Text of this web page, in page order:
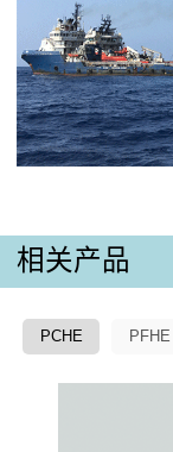
相关产品
PCHE PFHE